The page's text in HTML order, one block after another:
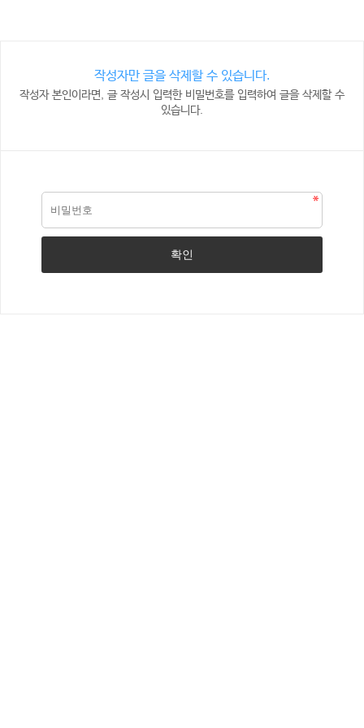
작성자만 글을 삭제할 수 있습니다.
작성자 본인이라면, 글 작성시 입력한 비밀번호를 입력하여 글을 삭제할 수
있습니다.